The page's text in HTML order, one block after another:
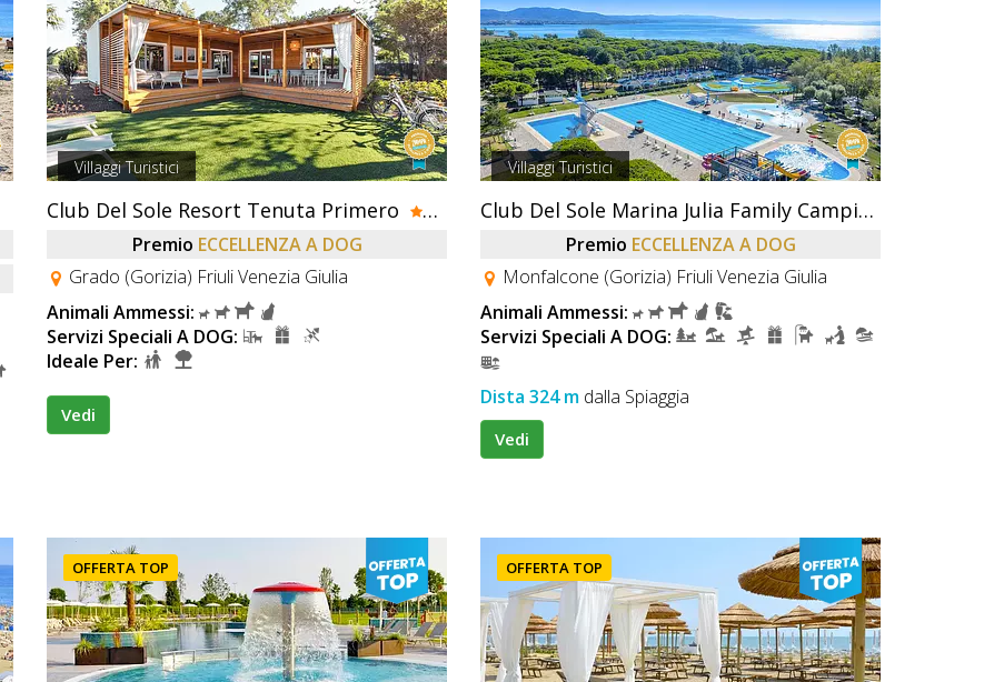
Villaggi Turistici
Club Del Sole Resort Tenuta Primero
Premio ECCELLENZA A DOG
Grado (Gorizia) Friuli Venezia Giulia
Animali Ammessi:
Servizi Speciali A DOG:
Ideale Per:
Vedi
Villaggi Turistici
Club Del Sole Marina Julia Family Camping Village
Premio ECCELLENZA A DOG
Monfalcone (Gorizia) Friuli Venezia Giulia
Animali Ammessi:
Servizi Speciali A DOG:
Dista 324 m dalla Spiaggia
Vedi
OFFERTA TOP OFFERTA TOP